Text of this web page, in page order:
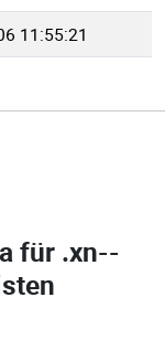
11:55:21
für .xn--